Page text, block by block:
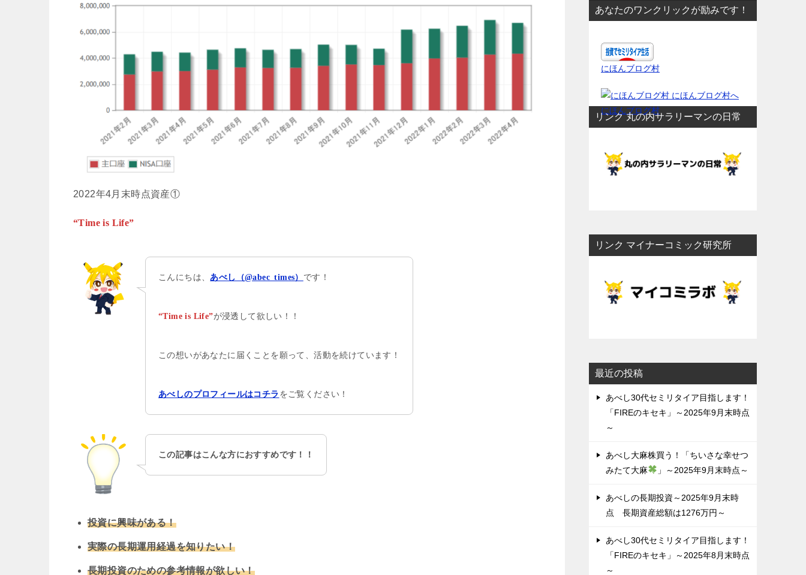
2022年4月末時点資産①
“Time is Life”
こんにちは、あべし（@abec_times） です！
“Time is Life”が浸透して欲しい！！
この想いがあなたに届くことを願って、活動を続けています！
あべしのプロフィールはコチラ をご覧ください！
この記事はこんな方におすすめです！！
投資に興味がある！
実際の長期運用経過を知りたい！
長期投資のための参考情報が欲しい！
あなたのワンクリックが励みです！
にほんブログ村
にほんブログ村
リンク 丸の内サラリーマンの日常
リンク マイナーコミック研究所
最近の投稿
あべし30代セミリタイア目指します！
「FIREのキセキ」～2025年9月末時点
～
あべし大麻株買う！「ちいさな幸せつ
みたて大麻
」～2025年9月末時点～
あべしの長期投資～2025年9月末時
点 長期資産総額は1276万円～
あべし30代セミリタイア目指します！
「FIREのキセキ」～2025年8月末時点
～